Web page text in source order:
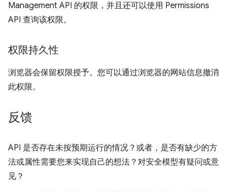
Management API 的权限，并且还可以使用 Permissions
API 查询该权限。
权限持久性
浏览器会保留权限授予。您可以通过浏览器的网站信息撤消
此权限。
反馈
API 是否存在未按预期运行的情况？或者，是否有缺少的方
法或属性需要您来实现自己的想法？对安全模型有疑问或意
见？